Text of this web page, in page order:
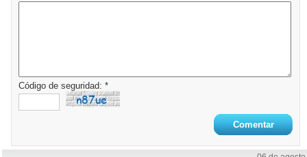
Código de seguridad: *